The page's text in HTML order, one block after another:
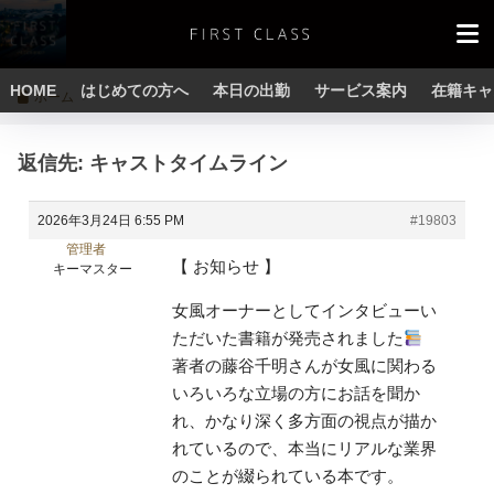
HOME はじめての方へ 本日の出勤 サービス案内 在籍キ
ホーム
返信先: キャストタイムライン
2026年3月24日 6:55 PM
#19803
管理者
キーマスター
【 お知らせ 】
女風オーナーとしてインタビューい
ただいた書籍が発売されました
著者の藤谷千明さんが女風に関わる
いろいろな立場の方にお話を聞か
れ、かなり深く多方面の視点が描か
れているので、本当にリアルな業界
のことが綴られている本です。